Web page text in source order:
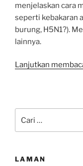
menjelaskan cara
seperti kebakaran
burung, H5N1?).
lainnya.
Lanjutkan
untuk:
LAMAN